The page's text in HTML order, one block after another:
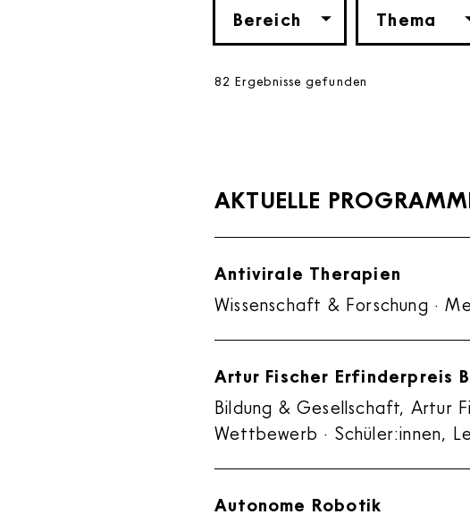
82 Ergebnisse gefunden
AKTUELLE
Antivirale Therapien
Wissenschaft & Forschung ·
Artur Fischer Erfinderpreis
Bildung & Gesellschaft, Artur
Wettbewerb · Schüler:innen,
Autonome Robotik